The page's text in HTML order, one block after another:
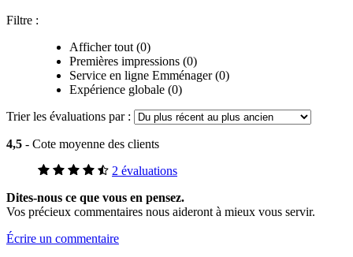
Filtre :
Afficher tout (0)
Premières impressions (0)
Service en ligne Emménager (0)
Expérience globale (0)
Trier les évaluations par :
4,5 - Cote moyenne des clients
2 évaluations
Dites-nous ce que vous en pensez.
Vos précieux commentaires nous aideront à mieux vous servir.
Écrire un commentaire